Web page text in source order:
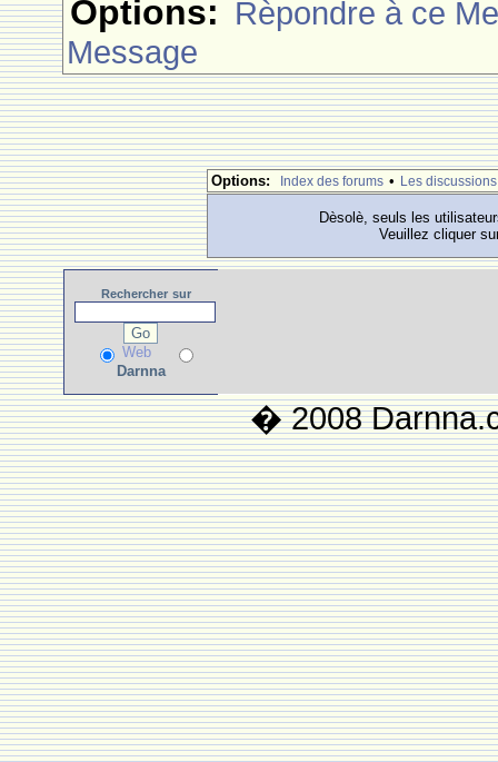
Options: Rèpondre à ce
Message
Options: Index des forums • Les discussions
Dèsolè, seuls les
Veuillez cliquer
Rechercher sur
Web
Darnna
� 2008